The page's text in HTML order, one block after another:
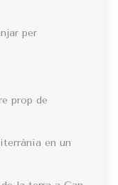
per
prop de
en un